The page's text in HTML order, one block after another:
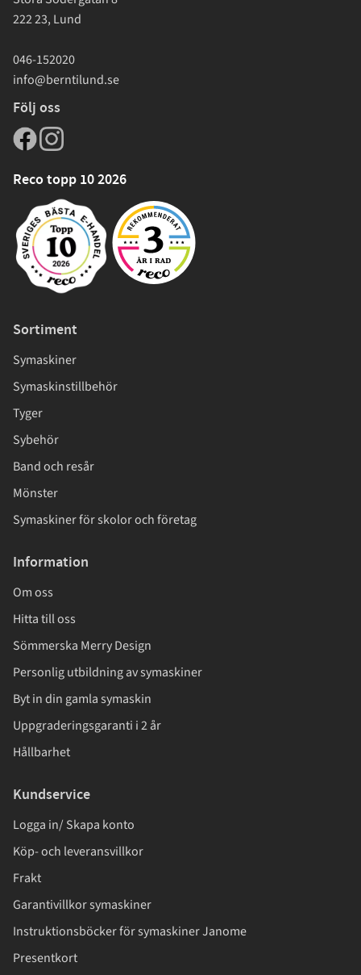
222 23, Lund
046-152020
info@berntilund.se
Följ oss
Reco topp 10 2026
Sortiment
Symaskiner
Symaskinstillbehör
Tyger
Sybehör
Band och resår
Mönster
Symaskiner för skolor och företag
Information
Om oss
Hitta till oss
Sömmerska Merry Design
Personlig utbildning av symaskiner
Byt in din gamla symaskin
Uppgraderingsgaranti i 2 år
Hållbarhet
Kundservice
Logga in/ Skapa konto
Köp- och leveransvillkor
Frakt
Garantivillkor symaskiner
Instruktionsböcker för symaskiner Janome
Presentkort